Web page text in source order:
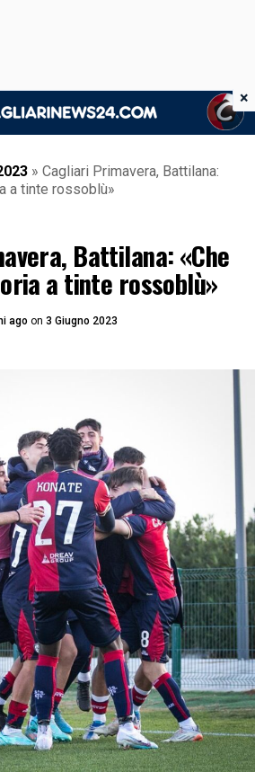
» Cagliari Primavera, Battilana:
a tinte rossoblù»
Battilana: «Che
a tinte rossoblù»
ago on 3 Giugno 2023
×